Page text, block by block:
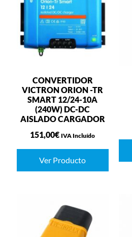
CONVERTIDOR
VICTRON ORION -TR
SMART 12/24-10A
(240W) DC-DC
AISLADO CARGADOR
151,00€ IVA Incluído
Ver Producto